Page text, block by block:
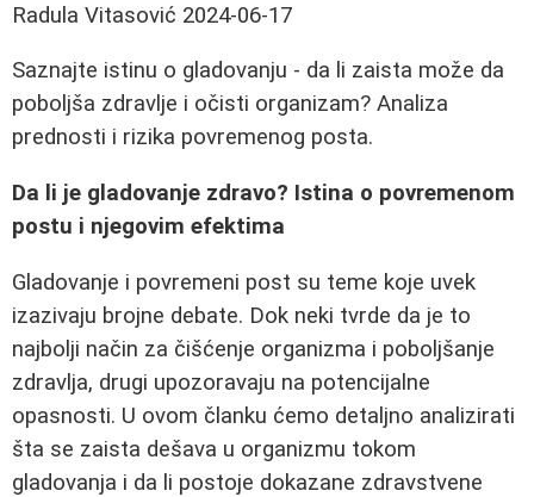
Radula Vitasović 2024-06-17
Saznajte istinu o gladovanju - da li zaista može da
poboljša zdravlje i očisti organizam? Analiza
prednosti i rizika povremenog posta.
Da li je gladovanje zdravo? Istina o povremenom
postu i njegovim efektima
Gladovanje i povremeni post su teme koje uvek
izazivaju brojne debate. Dok neki tvrde da je to
najbolji način za čišćenje organizma i poboljšanje
zdravlja, drugi upozoravaju na potencijalne
opasnosti. U ovom članku ćemo detaljno analizirati
šta se zaista dešava u organizmu tokom
gladovanja i da li postoje dokazane zdravstvene